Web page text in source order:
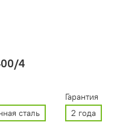
4
сталь
Гарантия
2 года